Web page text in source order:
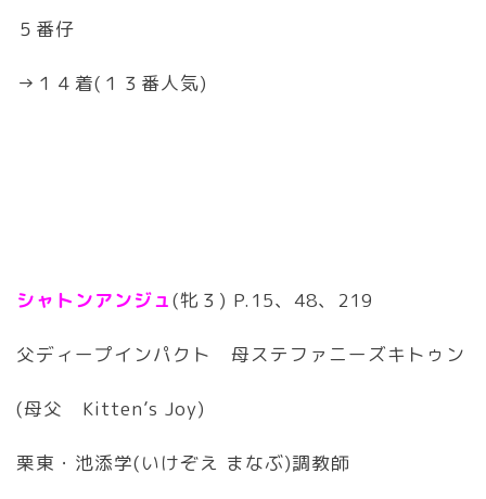
５番仔
→１４着(１３番人気)
シャトンアンジュ(牝３) P.15、48、219
父ディープインパクト 母ステファニーズキトゥン
(母父 Kitten’s Joy)
栗東・池添学(いけぞえ まなぶ)調教師